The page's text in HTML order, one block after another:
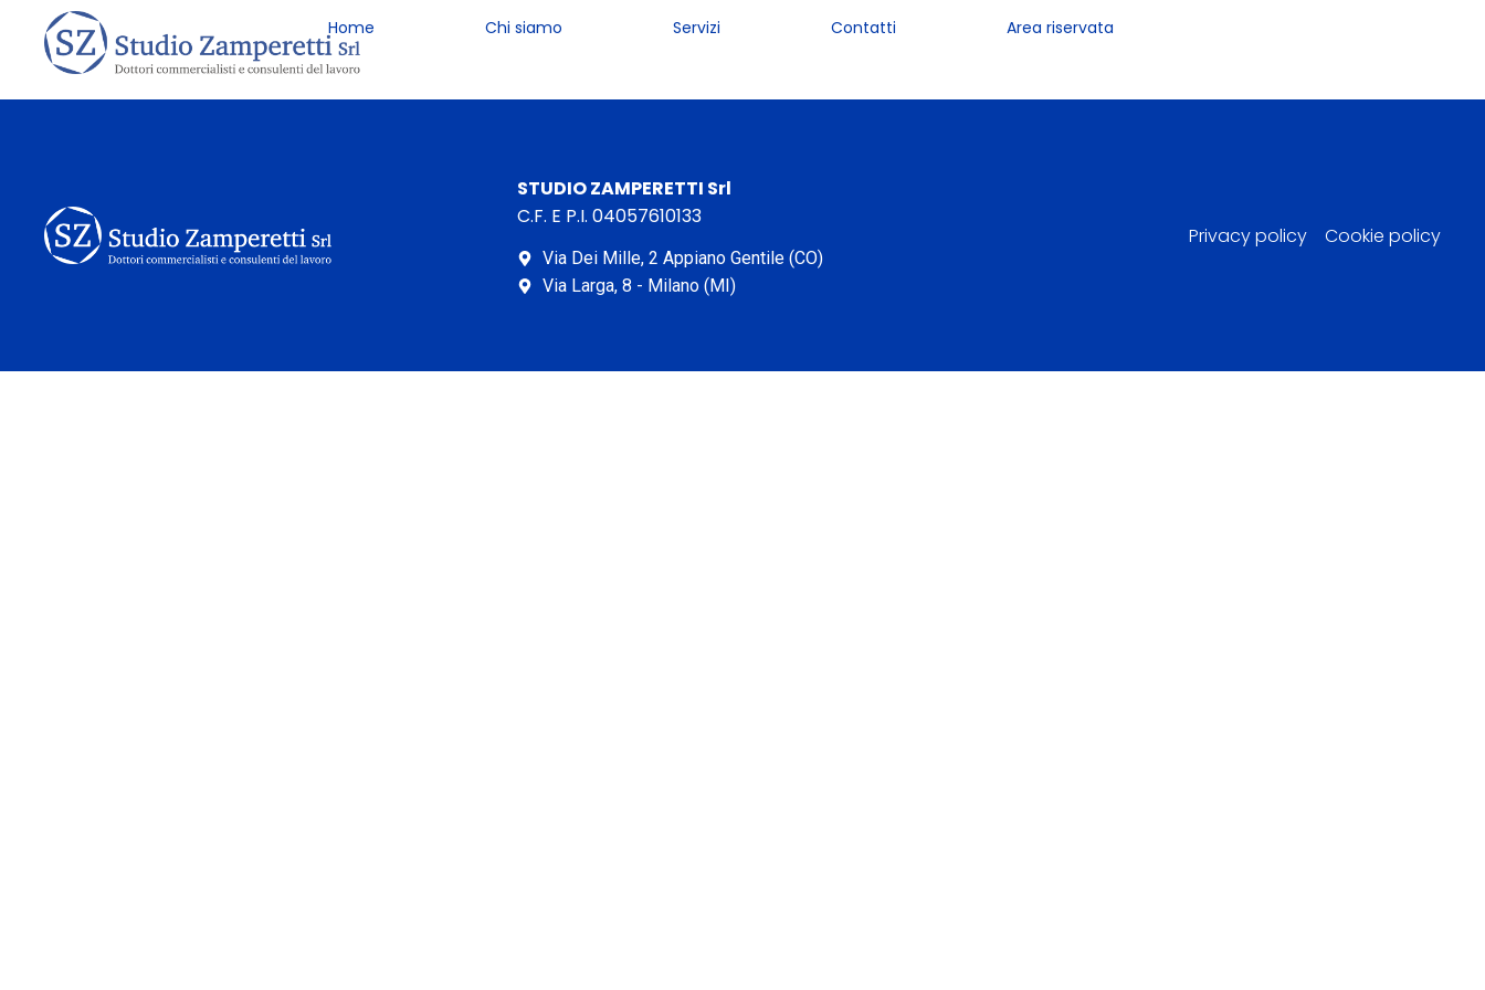
Home Chi siamo Servizi Contatti Area riservata
STUDIO ZAMPERETTI Srl
C.F. E P.I. 04057610133
Via Dei Mille, 2 Appiano Gentile (CO)
Via Larga, 8 - Milano (MI)
Privacy policy Cookie policy